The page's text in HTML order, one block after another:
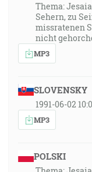
Thema:
Sehern, zu
missratenen
nicht
MP3
SLOVENSKY
1991-06-02
MP3
POLSKI